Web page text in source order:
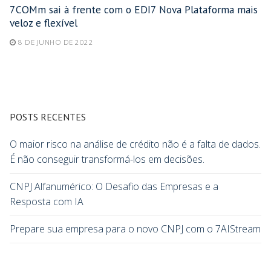
7COMm sai à frente com o EDI7 Nova Plataforma mais
veloz e flexível
8 DE JUNHO DE 2022
POSTS RECENTES
O maior risco na análise de crédito não é a falta de dados.
É não conseguir transformá-los em decisões.
CNPJ Alfanumérico: O Desafio das Empresas e a
Resposta com IA
Prepare sua empresa para o novo CNPJ com o 7AIStream